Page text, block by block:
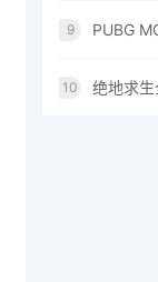
9
10 绝地求